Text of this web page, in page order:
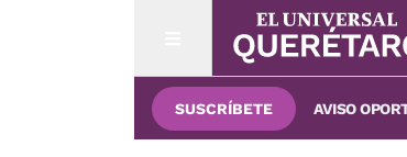
SUSCRÍBETE AVISO